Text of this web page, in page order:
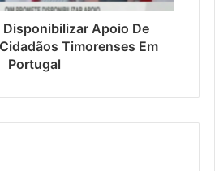
Disponibilizar Apoio De
Timorenses Em
Portugal